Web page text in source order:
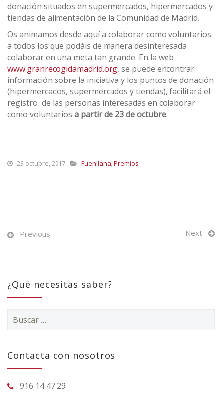
donación situados en supermercados, hipermercados y
tiendas de alimentación de la Comunidad de Madrid.
Os animamos desde aquí a colaborar como voluntarios
a todos los que podáis de manera desinteresada
colaborar en una meta tan grande. En la web
www.granrecogidamadrid.org, se puede encontrar
información sobre la iniciativa y los puntos de donación
(hipermercados, supermercados y tiendas), facilitará el
registro de las personas interesadas en colaborar
como voluntarios a partir de 23 de octubre.
23 octubre, 2017 Fuenllana, Premios
Previous Next
¿Qué necesitas saber?
Contacta con nosotros
916 14 47 29